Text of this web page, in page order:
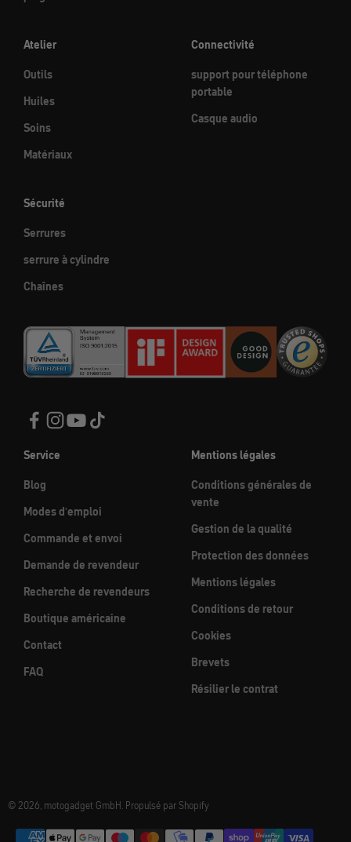
Atelier
Outils
Huiles
Soins
Matériaux
Connectivité
support pour téléphone
portable
Casque audio
Sécurité
Serrures
serrure à cylindre
Chaînes
Service
Blog
Modes d'emploi
Commande et envoi
Demande de revendeur
Recherche de revendeurs
Boutique américaine
Contact
FAQ
Mentions légales
Conditions générales de
vente
Gestion de la qualité
Protection des données
Mentions légales
Conditions de retour
Cookies
Brevets
Résilier le contrat
© 2026, motogadget GmbH. Propulsé par Shopify